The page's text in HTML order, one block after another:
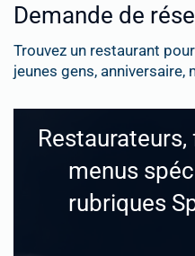
Demande de
Trouvez un restaurant
jeunes gens, anniversaire,
menus
rubriques